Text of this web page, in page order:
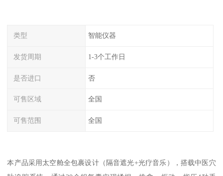
类型 智能仪器
发货周期 1-3个工作日
是否进口 否
可售区域 全国
可售范围 全国
本产品采用太空舱全包裹设计（隔音遮光+光疗音乐），搭载中医穴